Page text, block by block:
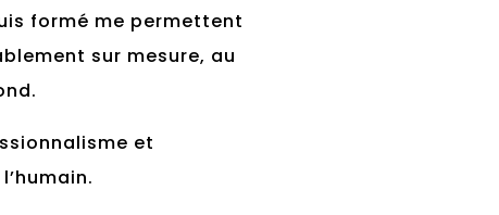
formé me permettent
sur mesure, au
et